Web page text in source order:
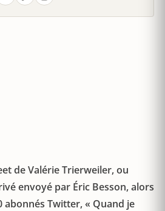
de Valérie Trierweiler, ou
envoyé par Éric Besson, alors
abonnés Twitter, « Quand je